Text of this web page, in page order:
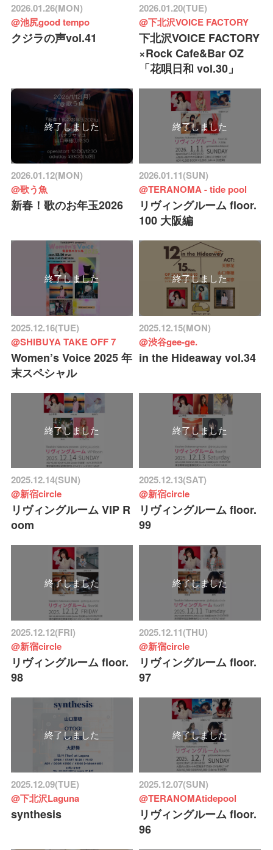
2026.01.26(MON)
@池尻good tempo
クジラの声vol.41
2026.01.20(TUE)
@下北沢VOICE FACTORY
下北沢VOICE FACTORY
×Rock Cafe&Bar OZ
「花唄日和 vol.30」
終了しました
2026.01.12(MON)
@歌う魚
新春！歌のお年玉2026
終了しました
2026.01.11(SUN)
@TERANOMA - tide pool
リヴィングルーム floor.
100 大阪編
終了しました
2025.12.16(TUE)
@SHIBUYA TAKE OFF 7
Women’s Voice 2025 年
末スペシャル
終了しました
2025.12.15(MON)
@渋谷gee-ge.
in the Hideaway vol.34
終了しました
2025.12.14(SUN)
@新宿circle
リヴィングルーム VIP R
oom
終了しました
2025.12.13(SAT)
@新宿circle
リヴィングルーム floor.
99
終了しました
2025.12.12(FRI)
@新宿circle
リヴィングルーム floor.
98
終了しました
2025.12.11(THU)
@新宿circle
リヴィングルーム floor.
97
終了しました
2025.12.09(TUE)
@下北沢Laguna
synthesis
終了しました
2025.12.07(SUN)
@TERANOMAtidepool
リヴィングルーム floor.
96